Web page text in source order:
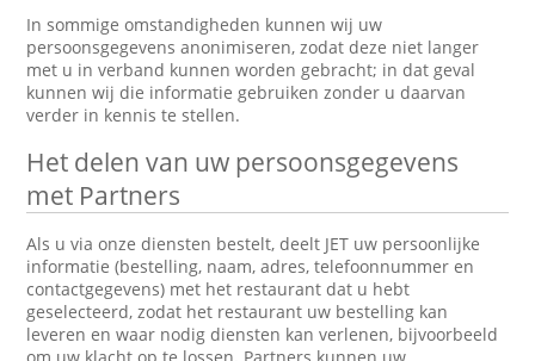
In sommige omstandigheden kunnen wij uw
persoonsgegevens anonimiseren, zodat deze niet langer
met u in verband kunnen worden gebracht; in dat geval
kunnen wij die informatie gebruiken zonder u daarvan
verder in kennis te stellen.
Het delen van uw persoonsgegevens
met Partners
Als u via onze diensten bestelt, deelt JET uw persoonlijke
informatie (bestelling, naam, adres, telefoonnummer en
contactgegevens) met het restaurant dat u hebt
geselecteerd, zodat het restaurant uw bestelling kan
leveren en waar nodig diensten kan verlenen, bijvoorbeeld